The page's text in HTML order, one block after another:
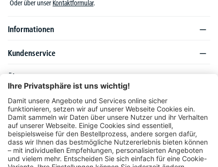
Oder über unser Kontaktformular.
Informationen
Kundenservice
Über DELTA-V
Produktsortiment
Ratgeber
Folgen Sie uns auch auf